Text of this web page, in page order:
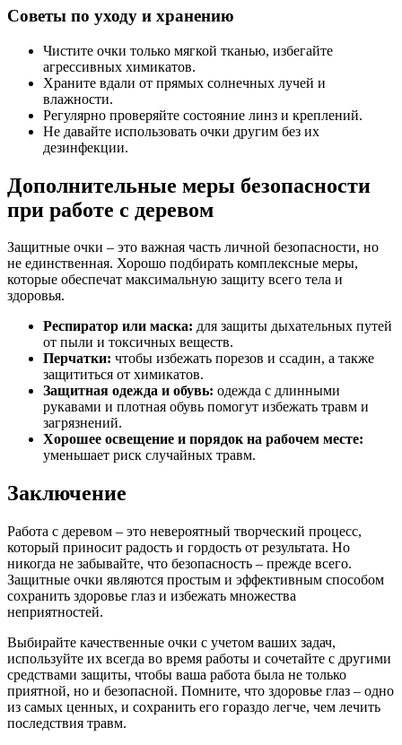
Советы по уходу и хранению
Чистите очки только мягкой тканью, избегайте
агрессивных химикатов.
Храните вдали от прямых солнечных лучей и
влажности.
Регулярно проверяйте состояние линз и креплений.
Не давайте использовать очки другим без их
дезинфекции.
Дополнительные меры безопасности
при работе с деревом
Защитные очки – это важная часть личной безопасности, но
не единственная. Хорошо подбирать комплексные меры,
которые обеспечат максимальную защиту всего тела и
здоровья.
Респиратор или маска: для защиты дыхательных путей
от пыли и токсичных веществ.
Перчатки: чтобы избежать порезов и ссадин, а также
защититься от химикатов.
Защитная одежда и обувь: одежда с длинными
рукавами и плотная обувь помогут избежать травм и
загрязнений.
Хорошее освещение и порядок на рабочем месте:
уменьшает риск случайных травм.
Заключение
Работа с деревом – это невероятный творческий процесс,
который приносит радость и гордость от результата. Но
никогда не забывайте, что безопасность – прежде всего.
Защитные очки являются простым и эффективным способом
сохранить здоровье глаз и избежать множества
неприятностей.
Выбирайте качественные очки с учетом ваших задач,
используйте их всегда во время работы и сочетайте с другими
средствами защиты, чтобы ваша работа была не только
приятной, но и безопасной. Помните, что здоровье глаз – одно
из самых ценных, и сохранить его гораздо легче, чем лечить
последствия травм.